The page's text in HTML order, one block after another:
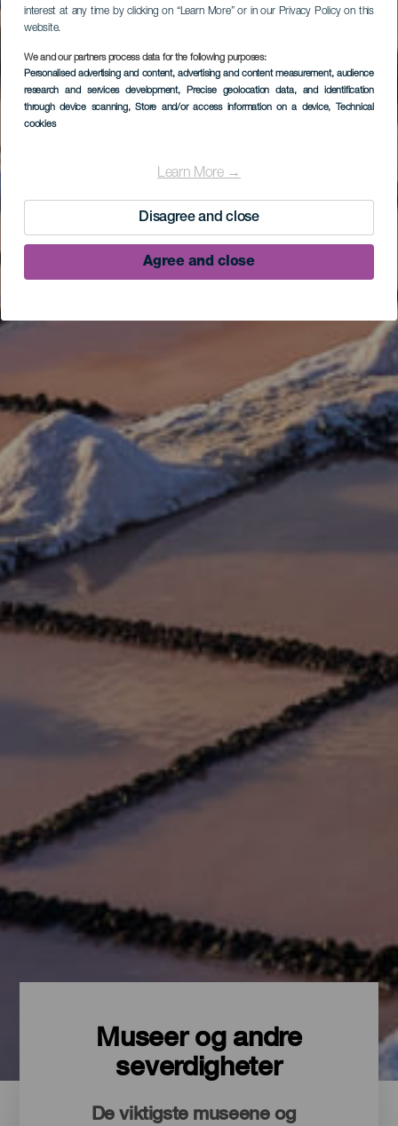
interest at any time by clicking on “Learn More” or in our Privacy Policy on this
website.
We and our partners process data for the following purposes:
Personalised advertising and content, advertising and content measurement, audience
research and services development, Precise geolocation data, and identification
through device scanning, Store and/or access information on a device, Technical
cookies
Learn More →
Disagree and close
Agree and close
Museer og andre
severdigheter
De viktigste museene og